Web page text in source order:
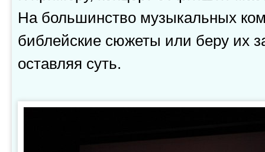
На большинство музыкальных
библейские сюжеты или беру их
оставляя суть.